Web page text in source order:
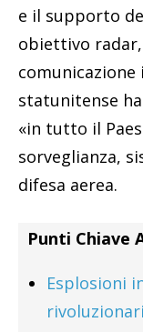
e il supporto
obiettivo
comunicazione
statunitense
«in tutto il
sorveglianza,
difesa aerea.
Punti Chiave
Esplosioni